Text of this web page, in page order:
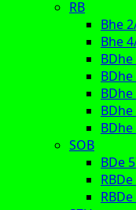
RB
Bhe
Bhe
SOB
BDe
RBDe